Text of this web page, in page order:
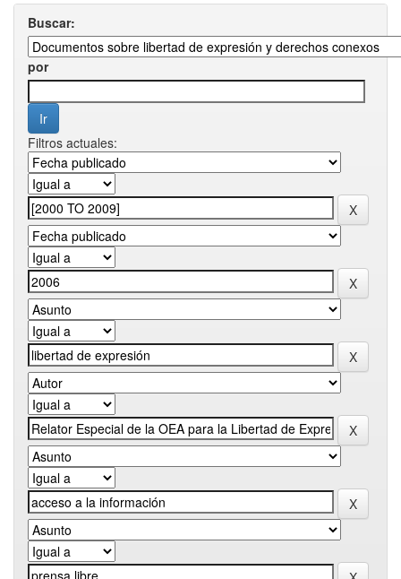
Buscar:
por
Filtros actuales: